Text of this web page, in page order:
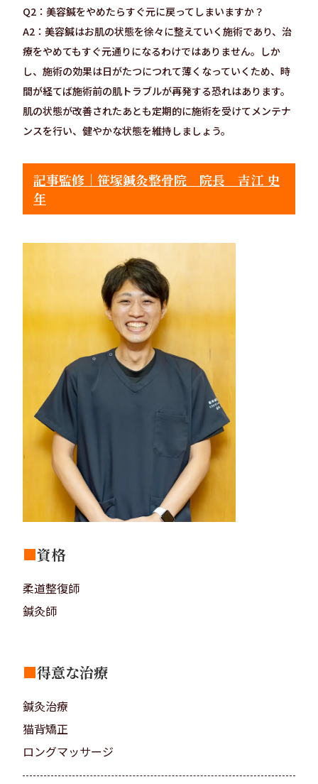
Q2：美容鍼をやめたらすぐ元に戻ってしまいますか？
A2：美容鍼はお肌の状態を徐々に整えていく施術であり、治
療をやめてもすぐ元通りになるわけではありません。しか
し、施術の効果は日がたつにつれて薄くなっていくため、時
間が経てば施術前の肌トラブルが再発する恐れはあります。
肌の状態が改善されたあとも定期的に施術を受けてメンテナ
ンスを行い、健やかな状態を維持しましょう。
記事監修｜笹塚鍼灸整骨院 院長 吉江 史
年
■資格
柔道整復師
鍼灸師
■得意な治療
鍼灸治療
猫背矯正
ロングマッサージ